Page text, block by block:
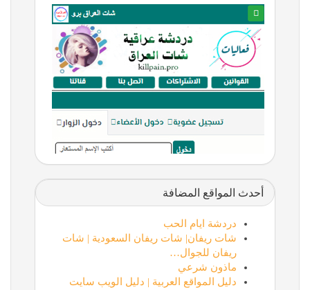
أحدث المواقع المضافة
دردشة ايام الحب
شات ريفان| شات ريفان السعودية | شات
ريفان للجوال…
ماذون شرعي
دليل المواقع العربية | دليل الويب سايت